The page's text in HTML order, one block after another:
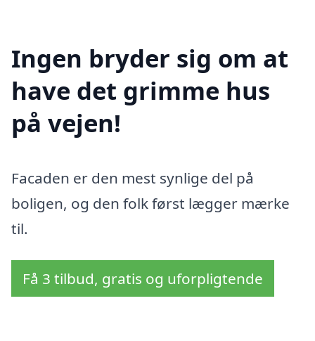
Ingen bryder sig om at
have det grimme hus
på vejen!
Facaden er den mest synlige del på
boligen, og den folk først lægger mærke
til.
Få 3 tilbud, gratis og uforpligtende